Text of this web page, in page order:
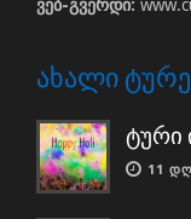
ვებ-გვერდი:
ᲐᲮᲐᲚᲘ
ტური
11